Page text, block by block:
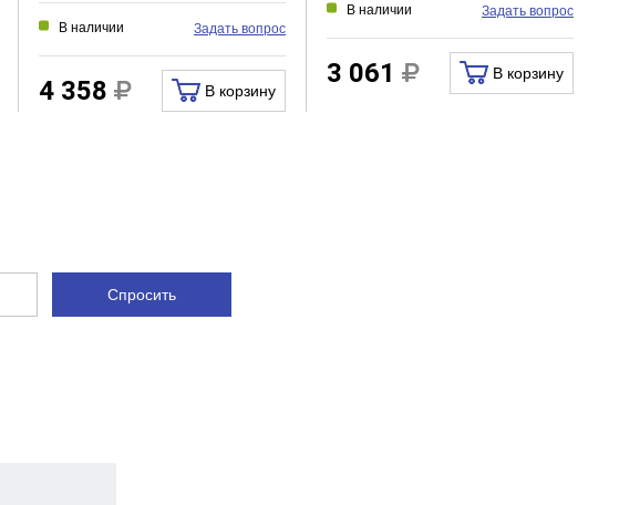
В наличии Задать вопрос
4 358 В корзину
В наличии Задать вопрос
3 061 В корзину
Спросить